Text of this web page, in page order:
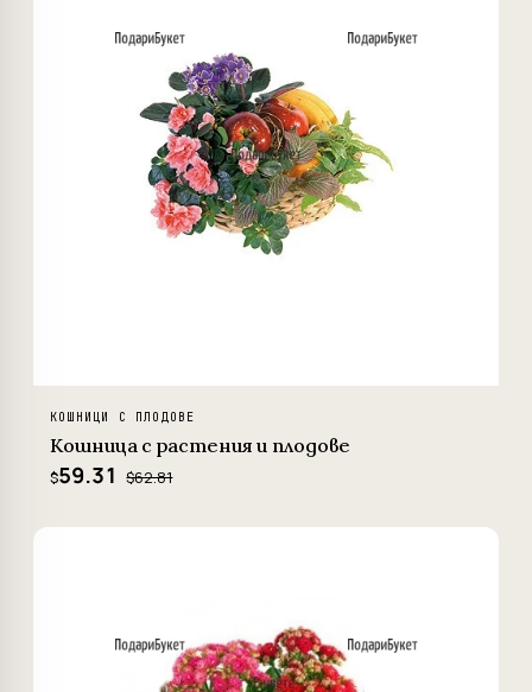
КОШНИЦИ С ПЛОДОВЕ
Кошница с растения и плодове
$59.31 $62.81